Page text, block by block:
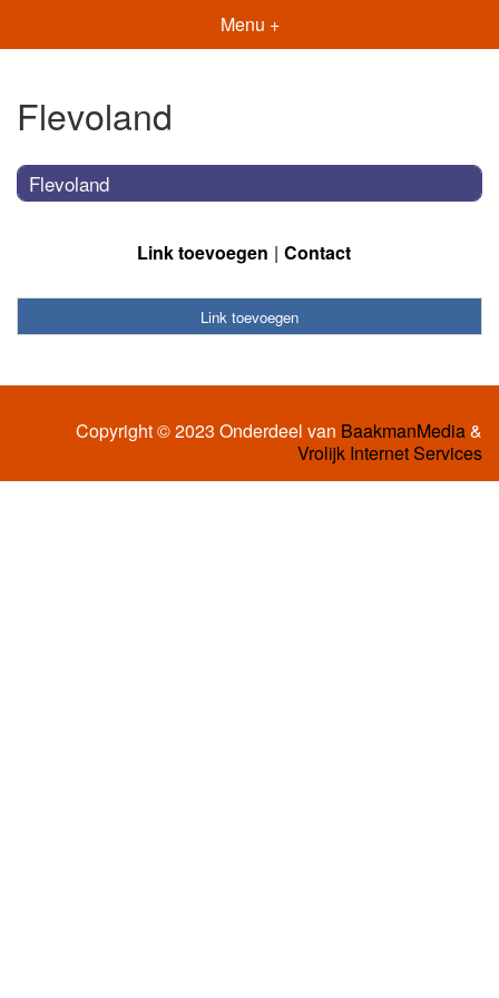
Menu +
Flevoland
Flevoland
Link toevoegen Contact
Link toevoegen
Copyright © 2023 Onderdeel van BaakmanMedia&
Vrolijk Internet Services